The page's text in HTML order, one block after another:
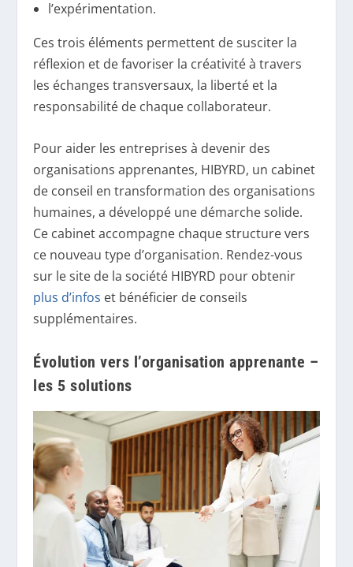
l’expérimentation.
Ces trois éléments permettent de susciter la
réflexion et de favoriser la créativité à travers
les échanges transversaux, la liberté et la
responsabilité de chaque collaborateur.
Pour aider les entreprises à devenir des
organisations apprenantes, HIBYRD, un cabinet
de conseil en transformation des organisations
humaines, a développé une démarche solide.
Ce cabinet accompagne chaque structure vers
ce nouveau type d’organisation. Rendez-vous
sur le site de la société HIBYRD pour obtenir
plus d’infos et bénéficier de conseils
supplémentaires.
Évolution vers l’organisation apprenante –
les 5 solutions